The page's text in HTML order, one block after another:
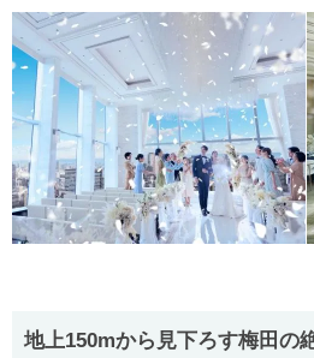
地上150mから見下ろす梅田の